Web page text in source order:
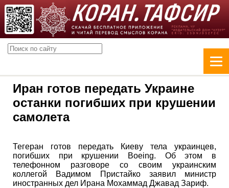
Иран готов передать Украине
останки погибших при крушении
самолета
Тегеран готов передать Киеву тела украинцев,
погибших при крушении Boeing. Об этом в
телефонном разговоре со своим украинским
коллегой Вадимом Пристайко заявил министр
иностранных дел Ирана Мохаммад Джавад Зариф.